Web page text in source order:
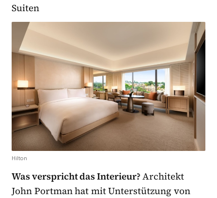
Suiten
Hilton
Was verspricht das Interieur?Architekt
John Portman hat mit Unterstützung von